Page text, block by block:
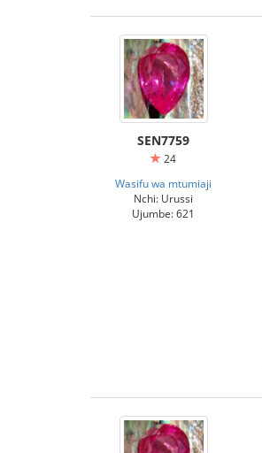
SEN7759
24
Wasifu wa mtumiaji
Nchi: Urussi
Ujumbe: 621